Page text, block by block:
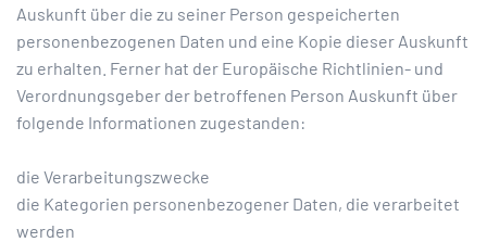
Auskunft über die zu seiner Person gespeicherten
personenbezogenen Daten und eine Kopie dieser Auskunft
zu erhalten. Ferner hat der Europäische Richtlinien- und
Verordnungsgeber der betroffenen Person Auskunft über
folgende Informationen zugestanden:
die Verarbeitungszwecke
die Kategorien personenbezogener Daten, die verarbeitet
werden